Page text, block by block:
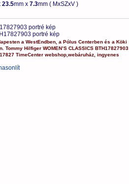
23.5mm x 7.3mm ( MxSZxV )
portré kép
a WestEndben, a Pólus Centerbenés a Köki
Tommy Hilfiger WOMEN’S CLASSICS BTH17827903
TimeCenter webshop, webáruház, ingyenes